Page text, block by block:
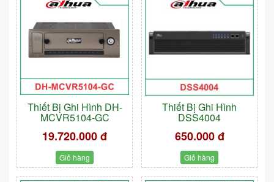
Thiết Bị Ghi Hình DH-
MCVR5104-GC
19.720.000 đ
Giỏ hàng
Thiết Bị Ghi Hình
DSS4004
650.000 đ
Giỏ hàng